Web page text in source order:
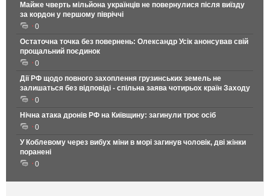
Майже чверть мільйона українців не повернулися після виїзду
за кордон у першому півріччі
0
Остаточна точка без повернень: Олександр Усік анонсував свій
прощальний поєдинок
0
Дії РФ щодо повного захоплення грузинських земель не
залишаться без відповіді - спільна заява чотирьох країн Заходу
0
Нічна атака дронів РФ на Київщину: загинули троє осіб
0
У Коблевому через вибух міни в морі загинув чоловік, дві жінки
поранені
0